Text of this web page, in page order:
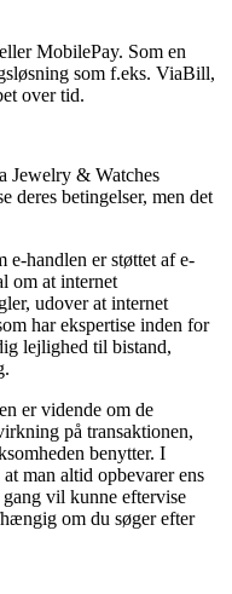
MobilePay. Som en
som f.eks. ViaBill,
over tid.
Jewelry & Watches
deres betingelser, men det
e-handlen er støttet af e-
om at internet
udover at internet
har ekspertise inden for
lejlighed til bistand,
er vidende om de
på transaktionen,
benytter. I
man altid opbevarer ens
vil kunne eftervise
om du søger efter